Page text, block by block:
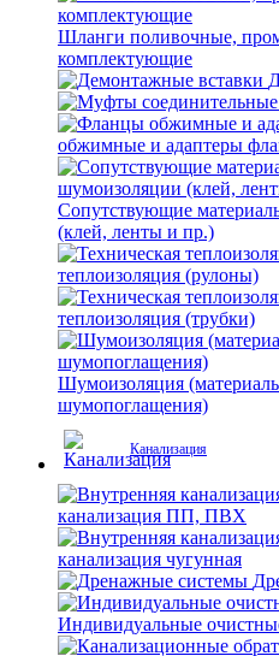
Шланги поливочные,
комплектующие
обжимные и адаптеры
Сопутствующие
(клей, ленты и пр.)
теплоизоляция (рулоны)
теплоизоляция (трубки)
Шумоизоляция
шумопоглащения)
Канализация
канализация ПП, ПВХ
канализация чугунная
Индивидуальные